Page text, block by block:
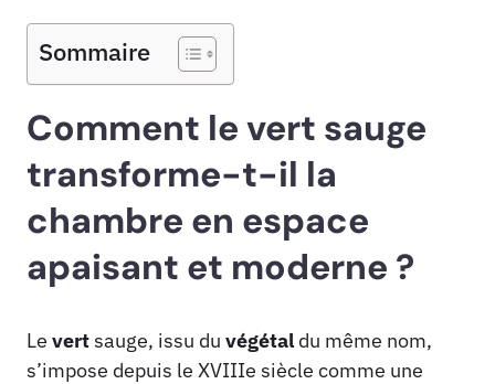
Sommaire
Comment le vert sauge
transforme-t-il la
chambre en espace
apaisant et moderne ?
Le vertsauge, issu du végétal du même nom,
s’impose depuis le XVIIIe siècle comme une